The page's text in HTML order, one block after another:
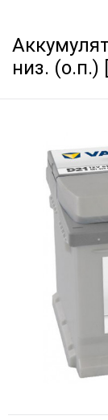
низ. (о.п.)